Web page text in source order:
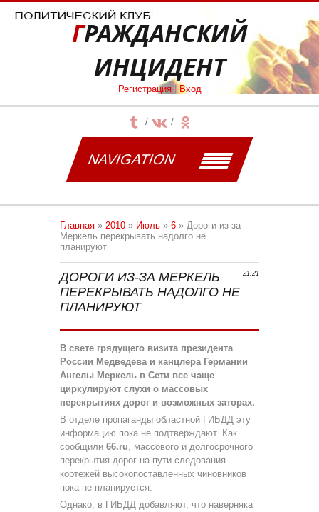
ГРАЖДАНСКИЙ
ИНЦИДЕНТ
Регистрация Вход
NAVIGATION
Главная » 2010 » Июль » 6 » Дороги из-за
Меркель перекрывать надолго не
планируют
21:21
ДОРОГИ ИЗ-ЗА МЕРКЕЛЬ
ПЕРЕКРЫВАТЬ НАДОЛГО НЕ
ПЛАНИРУЮТ
В свете грядущего визита президента
России Медведева и канцлера Германии
Ангелы Меркель в Сети все чаще
циркулируют слухи о массовых
перекрытиях дорог и возможных заторах.
В отделе пропаганды областной ГИБДД эту
информацию пока не подтверждают. Как
сообщили 66.ru, массового и долгосрочного
перекрытия дорог на пути следования
кортежей высокопоставленных чиновников
пока не планируется.
Однако, в ГИБДД добавляют, что наверняка